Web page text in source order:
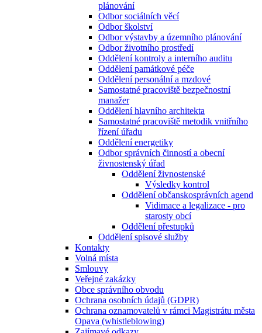
plánování
Odbor sociálních věcí
Odbor školství
Odbor výstavby a územního plánování
Odbor životního prostředí
Oddělení kontroly a interního auditu
Oddělení památkové péče
Oddělení personální a mzdové
Samostatné pracoviště bezpečnostní
manažer
Oddělení hlavního architekta
Samostatné pracoviště metodik vnitřního
řízení úřadu
Oddělení energetiky
Odbor správních činností a obecní
živnostenský úřad
Oddělení živnostenské
Výsledky kontrol
Oddělení občanskosprávních agend
Vidimace a legalizace - pro
starosty obcí
Oddělení přestupků
Oddělení spisové služby
Kontakty
Volná místa
Smlouvy
Veřejné zakázky
Obce správního obvodu
Ochrana osobních údajů (GDPR)
Ochrana oznamovatelů v rámci Magistrátu města
Opava (whistleblowing)